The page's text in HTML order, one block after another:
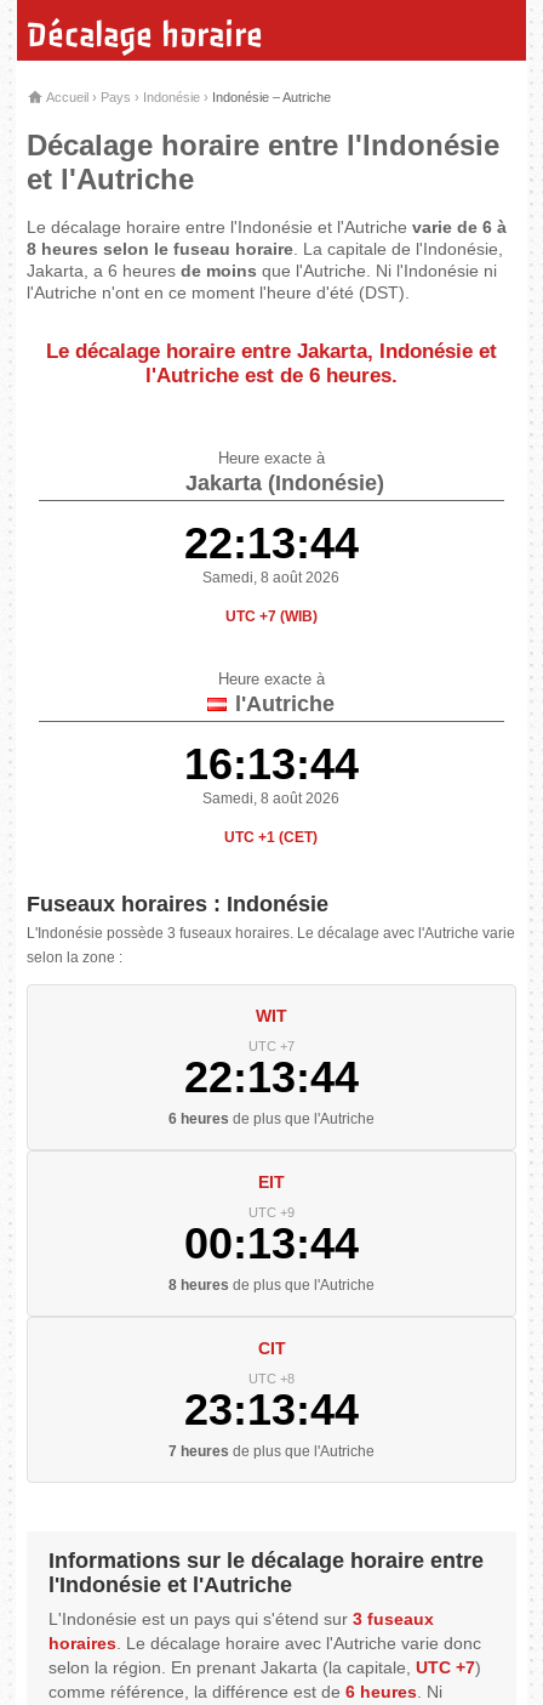
Décalage horaire
Accueil › Pays › Indonésie › Indonésie – Autriche
Décalage horaire entre l'Indonésie
et l'Autriche
Le décalage horaire entre l'Indonésie et l'Autrichevarie de 6 à
8 heures selon le fuseau horaire . La capitale de l'Indonésie,
Jakarta, a 6 heuresde moins que l'Autriche. Ni l'Indonésie ni
l'Autriche n'ont en ce moment l'heure d'été (DST).
Le décalage horaire entre Jakarta, Indonésie et
l'Autriche est de 6 heures.
Heure exacte à
Jakarta (Indonésie)
22:13:44
Samedi, 8 août 2026
UTC +7 (WIB)
Heure exacte à
l'Autriche
16:13:44
Samedi, 8 août 2026
UTC +1 (CET)
Fuseaux horaires : Indonésie
L'Indonésie possède 3 fuseaux horaires. Le décalage avec l'Autriche varie
selon la zone :
WIT
UTC +7
22:13:44
6 heures de plus que l'Autriche
EIT
UTC +9
00:13:44
8 heures de plus que l'Autriche
CIT
UTC +8
23:13:44
7 heures de plus que l'Autriche
Informations sur le décalage horaire entre
l'Indonésie et l'Autriche
L'Indonésie est un pays qui s'étend sur3 fuseaux
horaires. Le décalage horaire avec l'Autriche varie donc
selon la région. En prenant Jakarta (la capitale,UTC +7)
comme référence, la différence est de6 heures. Ni